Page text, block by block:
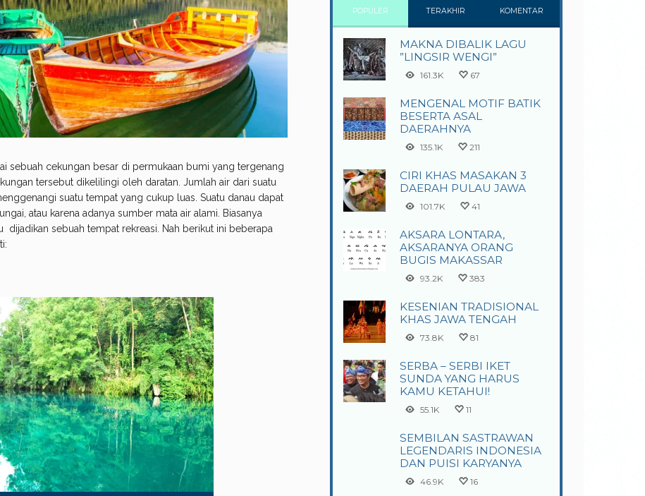
sebuah cekungan besar di permukaan bumi yang tergenang
tersebut dikelilingi oleh daratan. Jumlah air dari suatu
suatu tempat yang cukup luas. Suatu danau dapat
atau karena adanya sumber mata air alami. Biasanya
dijadikan sebuah tempat rekreasi. Nah berikut ini beberapa
POPULER TERAKHIR KOMENTAR
MAKNA DIBALIK LAGU
”LINGSIR WENGI”
161.3K 67
MENGENAL MOTIF BATIK
BESERTA ASAL
DAERAHNYA
135.1K 211
CIRI KHAS MASAKAN 3
DAERAH PULAU JAWA
101.7K 41
AKSARA LONTARA,
AKSARANYA ORANG
BUGIS MAKASSAR
93.2K 383
KESENIAN TRADISIONAL
KHAS JAWA TENGAH
73.8K 81
SERBA – SERBI IKET
SUNDA YANG HARUS
KAMU KETAHUI!
55.1K 11
SEMBILAN SASTRAWAN
LEGENDARIS INDONESIA
DAN PUISI KARYANYA
46.9K 16